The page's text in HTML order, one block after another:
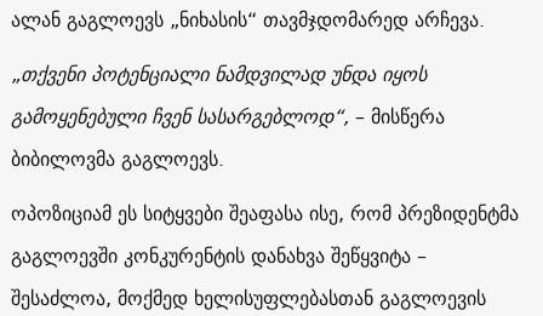
ალან გაგლოევს „ნიხასის“ თავმჯდომარედ არჩევა.
„თქვენი პოტენციალი ნამდვილად უნდა იყოს
გამოყენებული ჩვენ სასარგებლოდ“, – მისწერა
ბიბილოვმა გაგლოევს.
ოპოზიციამ ეს სიტყვები შეაფასა ისე, რომ პრეზიდენტმა
გაგლოევში კონკურენტის დანახვა შეწყვიტა –
შესაძლოა, მოქმედ ხელისუფლებასთან გაგლოევის